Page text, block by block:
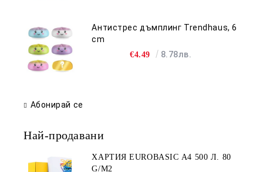
Антистрес дъмплинг Trendhaus, 6
cm
€4.49 8.78лв.
Абонирай се
Най-продавани
ХАРТИЯ EUROBASIC А4 500 Л. 80
G/M2